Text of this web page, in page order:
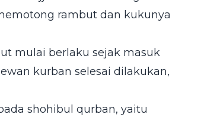
rambut dan kukunya
mulai berlaku sejak masuk
kurban selesai dilakukan,
shohibul qurban, yaitu